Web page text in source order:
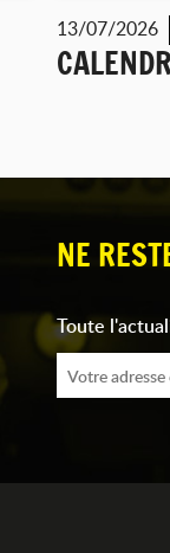
13/07/2026
NE
Toute